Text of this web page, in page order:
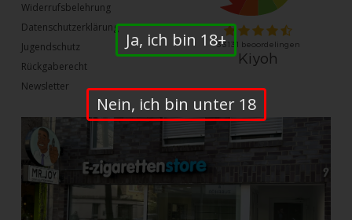
Widerrufsbelehrung
Datenschutzerklärung
Jugendschutz
Rückgaberecht
Newsletter
Ja, ich bin 18+
Nein, ich bin unter 18